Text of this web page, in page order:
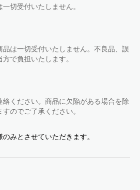
切受付いたしません。
は一切受付いたしません。不良品、誤
で負担いたします。
ください。商品に欠陥がある場合を除
のでご了承ください。
みとさせていただきます。